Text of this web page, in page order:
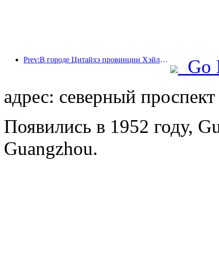
Prev:В городе Цитайхэ провинции Хэйлунцзян впервые в стране был издан нормативный акт, регулирующий индустрию льда и снега, который поощряет интеграцию искусственного интеллекта и видов спорта на льду и снегу.
Go
адрес: северный
Появились в 1952 году,
Guangzhou.